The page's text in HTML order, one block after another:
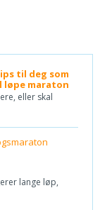
til deg som
løpe maraton
eller skal
lange løp,